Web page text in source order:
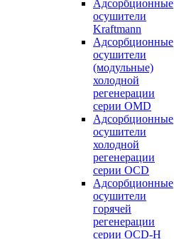
Адсорбционные
осушители
Kraftmann
Адсорбционные
осушители
(модульные)
холодной
регенерации
серии OMD
Адсорбционные
осушители
холодной
регенерации
серии OCD
Адсорбционные
осушители
горячей
регенерации
серии OСD-H